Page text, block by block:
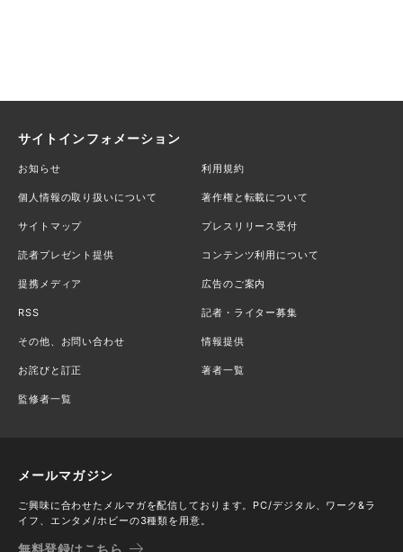
サイトインフォメーション
お知らせ 利用規約
個人情報の取り扱いについて 著作権と転載について
サイトマップ プレスリリース受付
読者プレゼント提供 コンテンツ利用について
提携メディア 広告のご案内
RSS 記者・ライター募集
その他、お問い合わせ 情報提供
お詫びと訂正 著者一覧
監修者一覧
メールマガジン
ご興味に合わせたメルマガを配信しております。PC/デジタル、ワーク&ラ
イフ、エンタメ/ホビーの3種類を用意。
無料登録はこちら